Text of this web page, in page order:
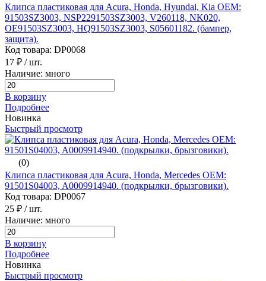
Клипса пластиковая для Acura, Honda, Hyundai, Kia ОЕМ:
91503SZ3003, NSP2291503SZ3003, V260118, NK020,
OE91503SZ3003, HQ91503SZ3003, S05601182. (бампер,
защита).
Код товара: DP0068
17 ₽ / шт.
Наличие: много
В корзину
Подробнее
Новинка
Быстрый просмотр
(0)
Клипса пластиковая для Acura, Honda, Mercedes ОЕМ:
91501S04003, A0009914940. (подкрылки, брызговики).
Код товара: DP0067
25 ₽ / шт.
Наличие: много
В корзину
Подробнее
Новинка
Быстрый просмотр